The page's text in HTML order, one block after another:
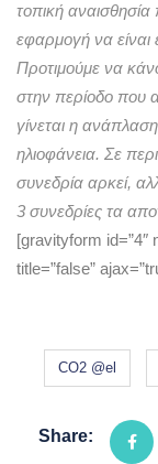
τοπική αναισθησία
εφαρμογή να
Προτιμούμε να
στην περίοδο που
γίνεται η
ηλιοφάνεια. Σε
συνεδρία αρκεί,
3 συνεδρίες τα
[gravityform id=”4″
title=”false”
CO2 @el
Share: